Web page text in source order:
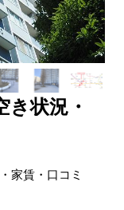
き状況・
家賃・口コミ